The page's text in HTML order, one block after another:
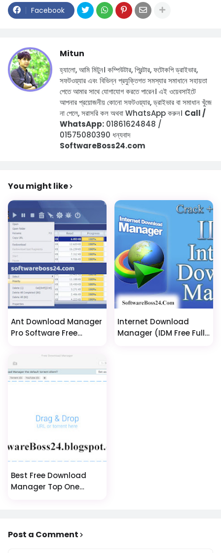
Facebook
Mitun
হ্যালো, আমি মিটুন। কম্পিউটার, প্রিন্টার, ফটোকপি ড্রাইভার,
সফটওয়্যার এবং বিভিন্ন প্রযুক্তিগত সমস্যার সমাধানে সহায়তা
পেতে আমার সাথে যোগাযোগ করতে পারেন। এই ওয়েবসাইটে
আপনার প্রয়োজনীয় কোনো সফটওয়্যার, ড্রাইভার বা সমাধান খুঁজে
না পেলে, সরাসরি কল অথবা WhatsApp করুন। Call /
WhatsApp: 01861624848 /
01575080390 ধন্যবাদ
SoftwareBoss24.com
You might like
Ant Download Manager
Pro Software Free
Internet Download
Manager (IDM Free Full
Best Free Download
Manager Top One
Post a Comment